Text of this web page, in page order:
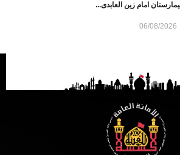
امام زین العابدی...
06/08/2026